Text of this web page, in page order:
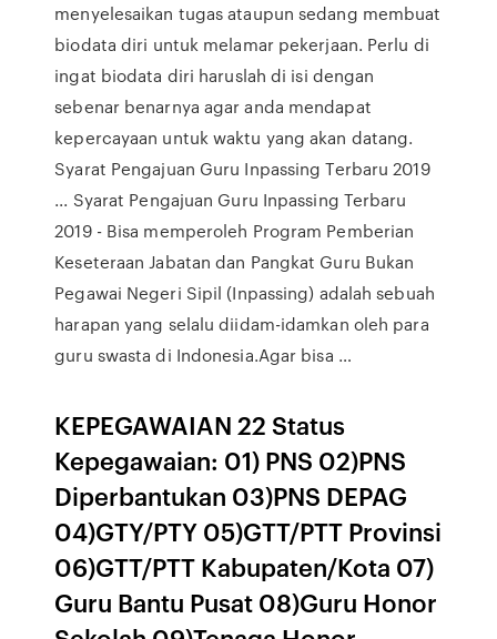
menyelesaikan tugas ataupun sedang membuat
biodata diri untuk melamar pekerjaan. Perlu di
ingat biodata diri haruslah di isi dengan
sebenar benarnya agar anda mendapat
kepercayaan untuk waktu yang akan datang.
Syarat Pengajuan Guru Inpassing Terbaru 2019
... Syarat Pengajuan Guru Inpassing Terbaru
2019 - Bisa memperoleh Program Pemberian
Keseteraan Jabatan dan Pangkat Guru Bukan
Pegawai Negeri Sipil (Inpassing) adalah sebuah
harapan yang selalu diidam-idamkan oleh para
guru swasta di Indonesia.Agar bisa …
KEPEGAWAIAN 22 Status
Kepegawaian: 01) PNS 02)PNS
Diperbantukan 03)PNS DEPAG
04)GTY/PTY 05)GTT/PTT Provinsi
06)GTT/PTT Kabupaten/Kota 07)
Guru Bantu Pusat 08)Guru Honor